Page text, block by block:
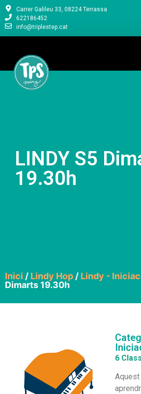
Carrer Galileu 33, 08224 Terrassa
622186452
info@triplestep.cat
LINDY S5
19.30h
Inici / Lindy Hop / Lindy -
Dimarts 19.30h
6